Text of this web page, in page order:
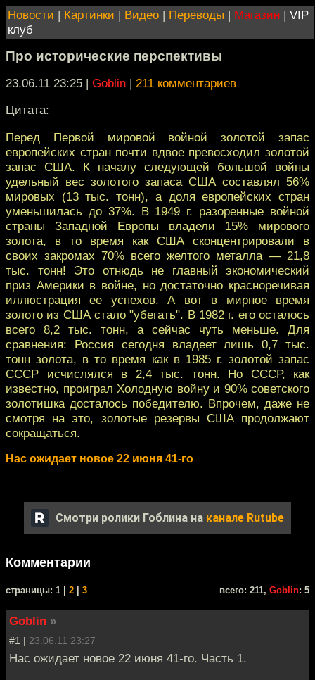
Новости | Картинки | Видео | Переводы | Магазин | VIP
клуб
Про исторические перспективы
23.06.11 23:25 | Goblin | 211 комментариев
Цитата:
Перед Первой мировой войной золотой запас
европейских стран почти вдвое превосходил золотой
запас США. К началу следующей большой войны
удельный вес золотого запаса США составлял 56%
мировых (13 тыс. тонн), а доля европейских стран
уменьшилась до 37%. В 1949 г. разоренные войной
страны Западной Европы владели 15% мирового
золота, в то время как США сконцентрировали в
своих закромах 70% всего желтого металла — 21,8
тыс. тонн! Это отнюдь не главный экономический
приз Америки в войне, но достаточно красноречивая
иллюстрация ее успехов. А вот в мирное время
золото из США стало "убегать". В 1982 г. его осталось
всего 8,2 тыс. тонн, а сейчас чуть меньше. Для
сравнения: Россия сегодня владеет лишь 0,7 тыс.
тонн золота, в то время как в 1985 г. золотой запас
СССР исчислялся в 2,4 тыс. тонн. Но СССР, как
известно, проиграл Холодную войну и 90% советского
золотишка досталось победителю. Впрочем, даже не
смотря на это, золотые резервы США продолжают
сокращаться.
Нас ожидает новое 22 июня 41-го
Смотри ролики Гоблина на канале Rutube
Комментарии
cтраницы: 1 | 2 3 всего: 211, Goblin: 5
Goblin »
#1 | 23.06.11 23:27
Нас ожидает новое 22 июня 41-го. Часть 1.